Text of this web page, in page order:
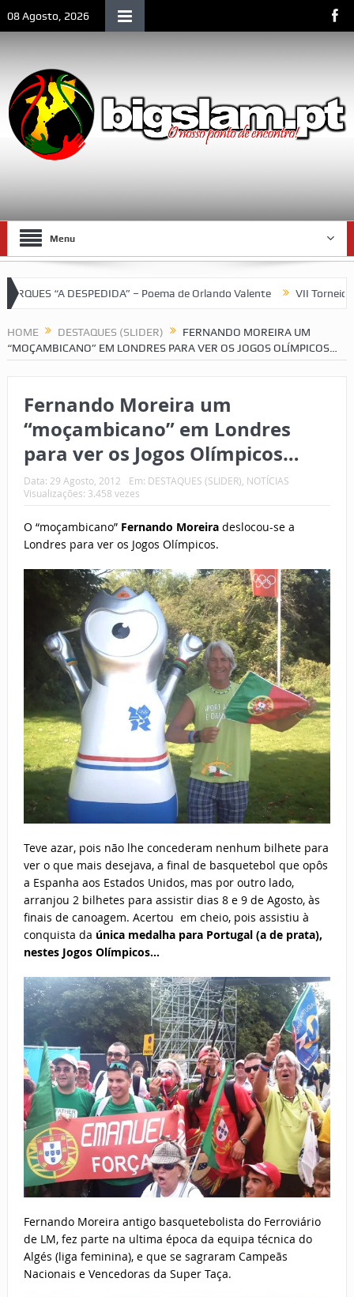
08 Agosto, 2026
Menu
DESPEDIDA” – Poema de Orlando Valente VII Torneio das
HOME DESTAQUES (SLIDER)
FERNANDO MOREIRA UM
“MOÇAMBICANO” EM LONDRES PARA VER OS JOGOS OLÍMPICOS…
Fernando Moreira um
“moçambicano” em Londres
para ver os Jogos Olímpicos…
Data: 29 Agosto, 2012 Em: DESTAQUES (SLIDER) NOTÍCIAS
Visualizações: 3.458 vezes
O “moçambicano” Fernando Moreiradeslocou-se a
Londres para ver os Jogos Olímpicos.
Teve azar, pois não lhe concederam nenhum bilhete para
ver o que mais desejava, a final de basquetebol que opôs
a Espanha aos Estados Unidos, mas por outro lado,
arranjou 2 bilhetes para assistir dias 8 e 9 de Agosto, às
finais de canoagem. Acertou em cheio, pois assistiu à
conquista da única medalha para Portugal (a de prata),
nestes Jogos Olímpicos…
Fernando Moreira antigo basquetebolista do Ferroviário
de LM, fez parte na ultima época da equipa técnica do
Algés (liga feminina), e que se sagraram Campeãs
Nacionais e Vencedoras da Super Taça.